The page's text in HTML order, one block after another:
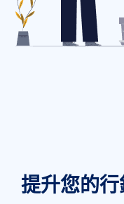
提升您的行